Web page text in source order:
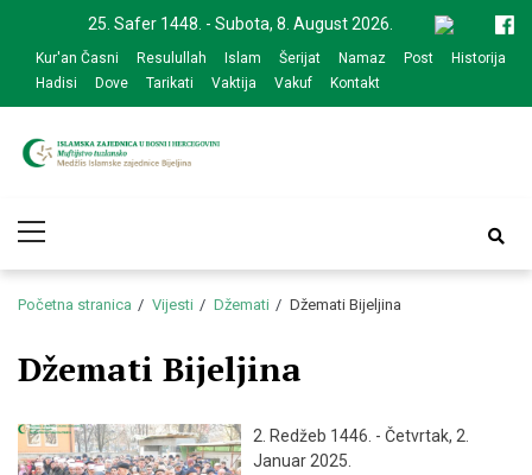
navigation
content
25. Safer 1448. - Subota, 8. August 2026.
Kur'an Časni Resulullah Islam Šerijat Namaz Post
Historija
Hadisi
Dove Tarikati Vaktija Vakuf Kontakt
zajednice Bijeljina
Menu
Početna stranica Vijesti Džemati Džemati Bijeljina
Džemati Bijeljina
2. Redžeb 1446. - Četvrtak, 2.
Januar 2025.